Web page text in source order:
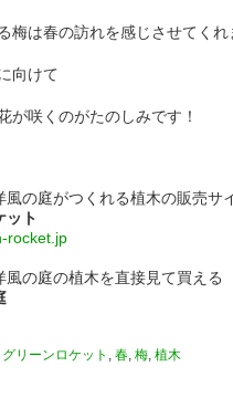
梅は春の訪れを感じさせてくれ
向けて
が咲くのがたのしみです！
風の庭がつくれる植木の販売サ
ット
rocket.jp
風の庭の植木を直接見て買える
グリーンロケット ,春 ,梅 ,植木